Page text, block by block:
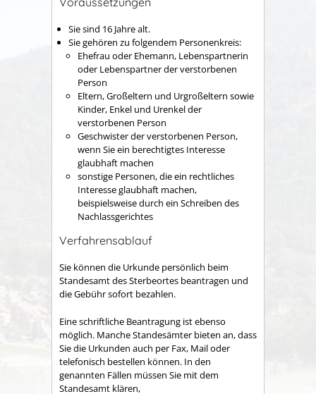
Sie sind 16 Jahre alt.
Sie gehören zu folgendem Personenkreis:
Ehefrau oder Ehemann, Lebenspartnerin
oder Lebenspartner der verstorbenen
Person
Eltern, Großeltern und Urgroßeltern sowie
Kinder, Enkel und Urenkel der
verstorbenen Person
Geschwister der verstorbenen Person,
wenn Sie ein berechtigtes Interesse
glaubhaft machen
sonstige Personen, die ein rechtliches
Interesse glaubhaft machen,
beispielsweise durch ein Schreiben des
Nachlassgerichtes
Verfahrensablauf
Sie können die Urkunde persönlich beim
Standesamt des Sterbeortes beantragen und
die Gebühr sofort bezahlen.
Eine schriftliche Beantragung ist ebenso
möglich. Manche Standesämter bieten an, dass
Sie die Urkunden auch per Fax, Mail oder
telefonisch bestellen können. In den
genannten Fällen müssen Sie mit dem
Standesamt klären,